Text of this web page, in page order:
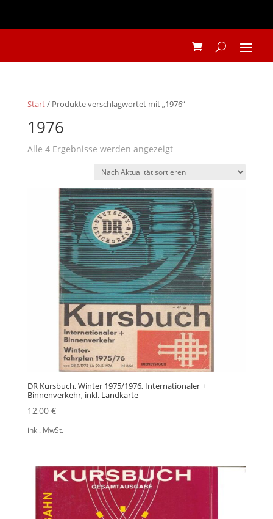
Start/ Produkte verschlagwortet mit „1976“
1976
Alle 4 Ergebnisse werden angezeigtNach
sortiert
DR Kursbuch, Winter 1975/1976, Internationaler +
Binnenverkehr, inkl. Landkarte
12,00 €
inkl. MwSt.